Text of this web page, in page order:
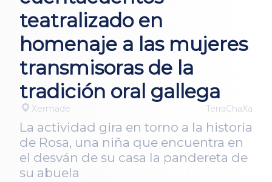
teatralizado en
homenaje a las mujeres
transmisoras de la
tradición oral gallega
Xermade TerraChaXa
La actividad gira en torno a la historia
de Rosa, una niña que encuentra en
el desván de su casa la pandereta de
su abuela